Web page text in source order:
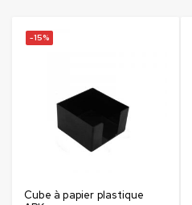
-15%
Cube à papier plastique